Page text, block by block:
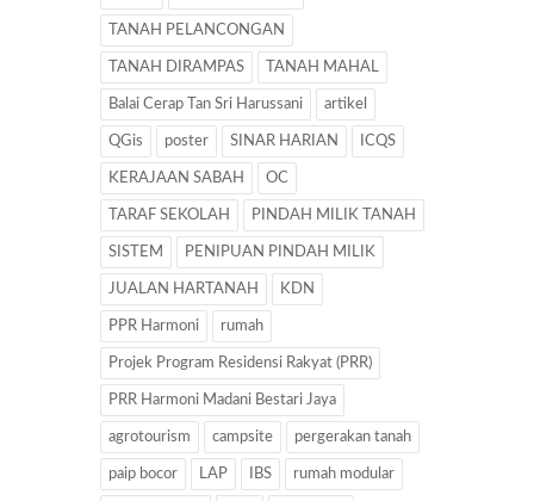
TANAH PELANCONGAN
TANAH DIRAMPAS TANAH MAHAL
Balai Cerap Tan Sri Harussani artikel
QGis poster SINAR HARIAN ICQS
KERAJAAN SABAH OC
TARAF SEKOLAH PINDAH MILIK TANAH
SISTEM PENIPUAN PINDAH MILIK
JUALAN HARTANAH KDN
PPR Harmoni rumah
Projek Program Residensi Rakyat (PRR)
PRR Harmoni Madani Bestari Jaya
agrotourism campsite pergerakan tanah
paip bocor LAP IBS rumah modular